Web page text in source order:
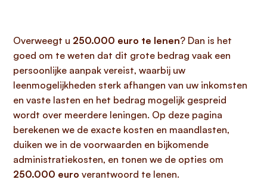
Overweegt u 250.000 euro te lenen? Dan is het
goed om te weten dat dit grote bedrag vaak een
persoonlijke aanpak vereist, waarbij uw
leenmogelijkheden sterk afhangen van uw inkomsten
en vaste lasten en het bedrag mogelijk gespreid
wordt over meerdere leningen. Op deze pagina
berekenen we de exacte kosten en maandlasten,
duiken we in de voorwaarden en bijkomende
administratiekosten, en tonen we de opties om
250.000 euro verantwoord te lenen.